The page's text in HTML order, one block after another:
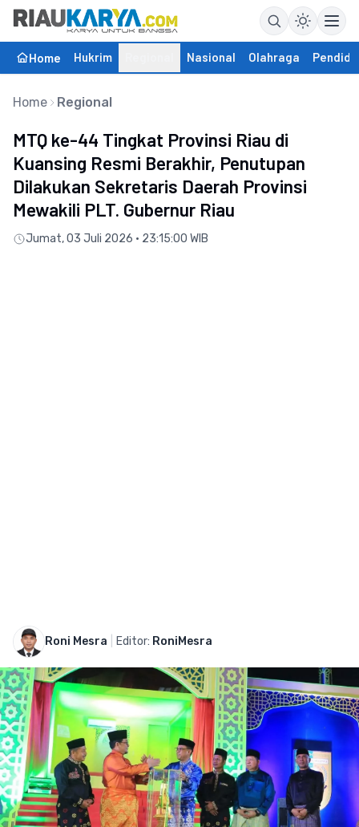
Home Hukrim Nasional Olahraga
Home Regional
MTQ ke-44 Tingkat Provinsi Riau di
Kuansing Resmi Berakhir, Penutupan
Dilakukan Sekretaris Daerah Provinsi
Mewakili PLT. Gubernur Riau
Jumat, 03 Juli 2026 • 23:15:00 WIB
Roni Mesra Editor: RoniMesra